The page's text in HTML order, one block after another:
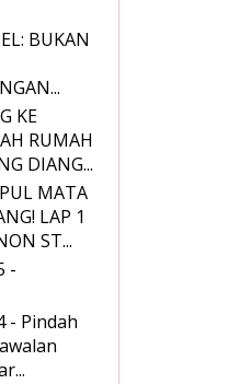
BUKAN
KE
RUMAH
DIANG...
MATA
LAP 1
ST...
-
- Pindah